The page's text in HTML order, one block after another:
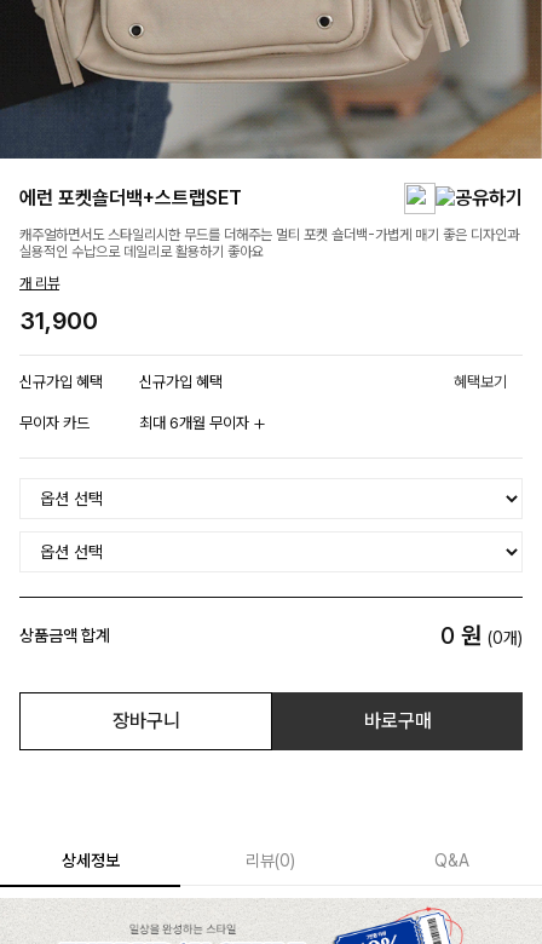
에런 포켓숄더백+스트랩SET
캐주얼하면서도 스타일리시한 무드를 더해주는 멀티 포켓 숄더백-가볍게 매기 좋은 디자인과
실용적인 수납으로 데일리로 활용하기 좋아요
개 리뷰
31,900
신규가입 혜택 신규가입 혜택 혜택보기
무이자 카드 최대 6개월 무이자
상품금액 합계 0 원 (0개)
장바구니 바로구매
상세정보 리뷰(0) Q&A